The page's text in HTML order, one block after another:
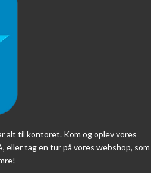
alt til kontoret. Kom og oplev vores
eller tag en tur på vores webshop, som